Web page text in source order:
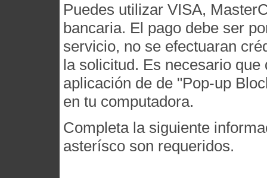
Puedes utilizar VISA,
bancaria. El pago debe ser
servicio, no se efectuaran
la solicitud. Es necesario
aplicación de de "Pop-up
en tu computadora.
Completa la siguiente
asterísco son requeridos.